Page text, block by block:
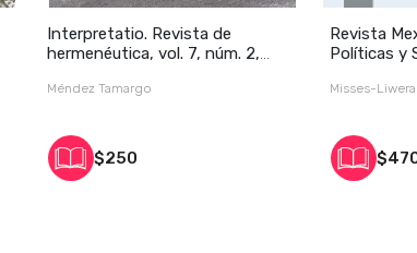
Interpretatio. Revista de
hermenéutica, vol. 7, núm. 2,
Méndez Tamargo
$250
Revista
Políticas y
Misses-